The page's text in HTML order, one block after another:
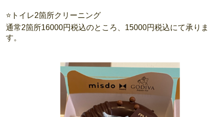
⭐️トイレ2箇所クリーニング
通常2箇所16000円税込のところ、15000円税込にて承りま
す。